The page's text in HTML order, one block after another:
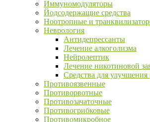
Иммуномодуляторы
Йодсодержащие средства
Ноотропные и
Неврология
Антидепрессанты
Лечение алкоголизма
Нейролептик
Лечение никотиновой
Средства для улучшения
Противоязвенные
Противорвотные
Противозачаточные
Противогрибковые
Противомикробное